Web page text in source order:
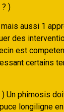
)
aussi 1
des
est
certains
phimosis
longiligne